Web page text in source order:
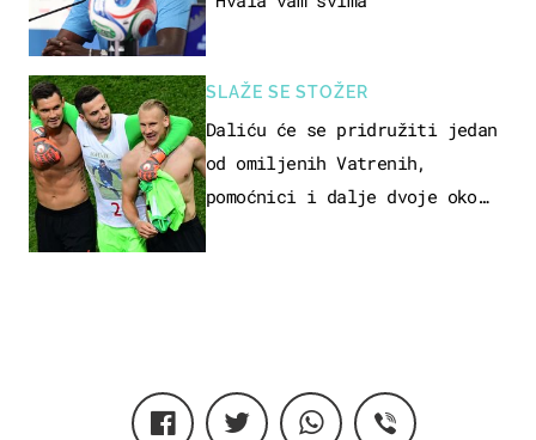
SLAŽE SE STOŽER
Daliću će se pridružiti jedan
od omiljenih Vatrenih,
pomoćnici i dalje dvoje oko